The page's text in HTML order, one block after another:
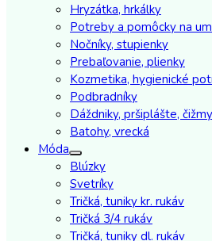
Hryzátka, hrkálky
Potreby a pomôcky na
Nočníky, stupienky
Prebaľovanie, plienky
Kozmetika, hygienické
Podbradníky
Dáždniky, pršiplášte, čižmy
Batohy, vrecká
Móda
Blúzky
Svetríky
Tričká, tuniky kr. rukáv
Tričká 3/4 rukáv
Tričká, tuniky dl. rukáv